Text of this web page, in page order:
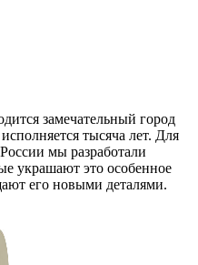
замечательный город
тысяча лет. Для
мы разработали
украшают это особенное
его новыми деталями.